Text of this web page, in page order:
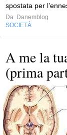
spostata per
Da Danemblog
SOCIETÀ
A me la
(prima